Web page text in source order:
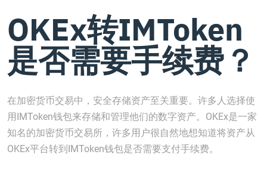
OKEx转IMToken
是否需要手续费？
在加密货币交易中，安全存储资产至关重要。许多人选择使
用IMToken钱包来存储和管理他们的数字资产。OKEx是一家
知名的加密货币交易所，许多用户很自然地想知道将资产从
OKEx平台转到IMToken钱包是否需要支付手续费。